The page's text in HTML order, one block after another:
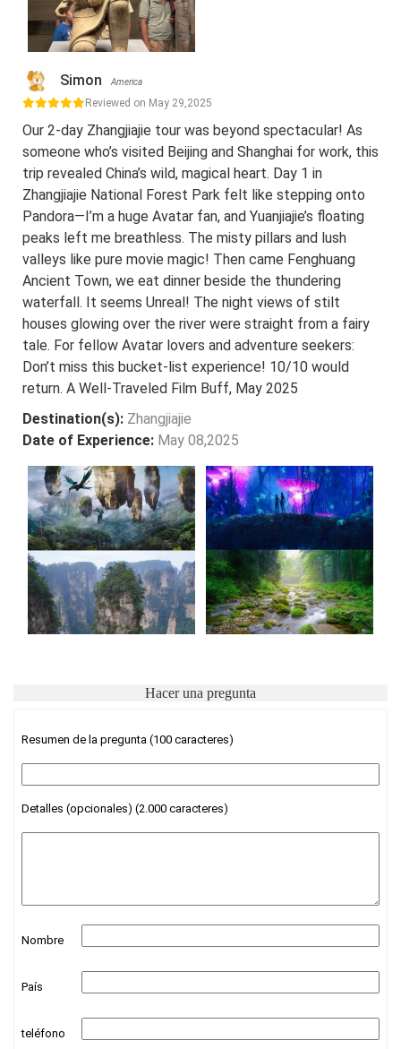
Simon America
Reviewed on May 29,2025
Our 2-day Zhangjiajie tour was beyond spectacular! As
someone who’s visited Beijing and Shanghai for work, this
trip revealed China’s wild, magical heart. Day 1 in
Zhangjiajie National Forest Park felt like stepping onto
Pandora—I’m a huge Avatar fan, and Yuanjiajie’s floating
peaks left me breathless. The misty pillars and lush
valleys like pure movie magic! Then came Fenghuang
Ancient Town, we eat dinner beside the thundering
waterfall. It seems Unreal! The night views of stilt
houses glowing over the river were straight from a fairy
tale. For fellow Avatar lovers and adventure seekers:
Don’t miss this bucket-list experience! 10/10 would
return. A Well-Traveled Film Buff, May 2025
Destination(s): Zhangjiajie
Date of Experience: May 08,2025
Hacer una pregunta
Resumen de la pregunta (100 caracteres)
Detalles (opcionales) (2.000 caracteres)
Nombre
País
teléfono